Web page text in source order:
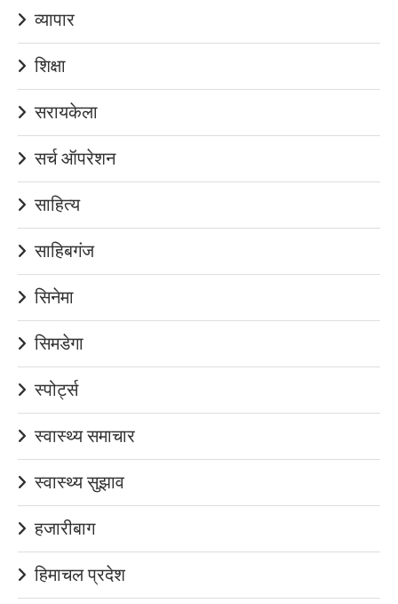
व्यापार
शिक्षा
सरायकेला
सर्च ऑपरेशन
साहित्य
साहिबगंज
सिनेमा
सिमडेगा
स्पोर्ट्स
स्वास्थ्य समाचार
स्वास्थ्य सुझाव
हजारीबाग
हिमाचल प्रदेश